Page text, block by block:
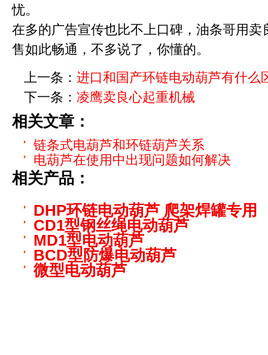
忧。
在多的广告宣传也比不上口碑，油条哥用
售如此畅通，不多说了，你懂的。
上一条： 进口和国产环链电动葫芦有什么
下一条： 凌鹰卖良心起重机械
相关文章：
链条式电葫芦和环链葫芦关系
电葫芦在使用中出现问题如何解决
相关产品：
DHP环链电动葫芦 爬架焊罐专用
CD1型钢丝绳电动葫芦
MD1型电动葫芦
BCD型防爆电动葫芦
微型电动葫芦